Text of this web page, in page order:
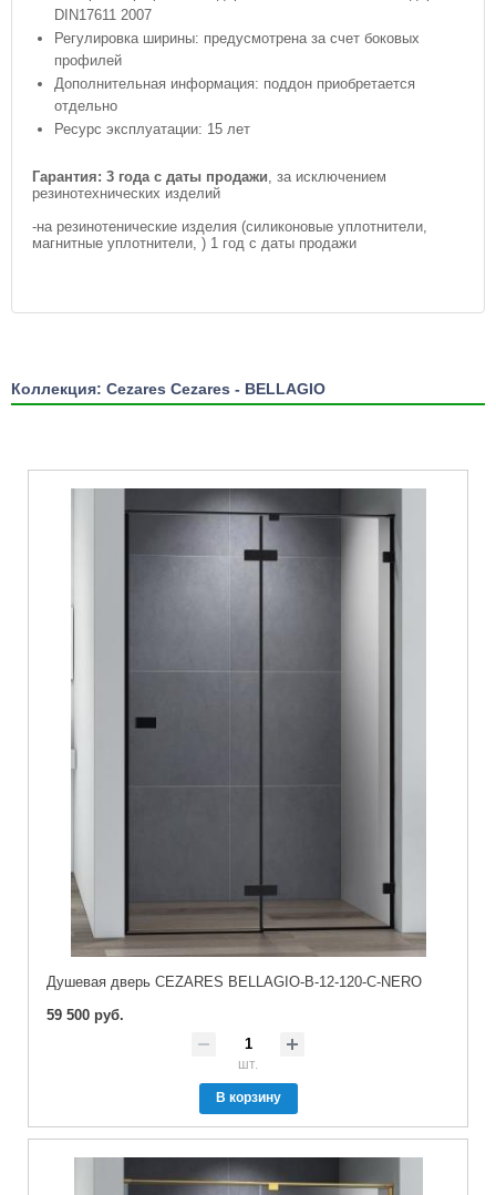
DIN17611 2007
Регулировка ширины: предусмотрена за счет боковых
профилей
Дополнительная информация: поддон приобретается
отдельно
Ресурс эксплуатации: 15 лет
Гарантия: 3 года с даты продажи, за исключением
резинотехнических изделий
-на резинотенические изделия (силиконовые уплотнители,
магнитные уплотнители, ) 1 год с даты продажи
Коллекция: Cezares Cezares - BELLAGIO
Душевая дверь CEZARES BELLAGIO-B-12-120-C-NERO
59 500 руб.
шт.
В корзину